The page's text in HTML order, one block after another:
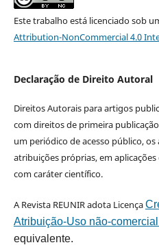
Este trabalho está licenciado sob
Attribution-NonCommercial 4.0
Declaração de Direito Autoral
Direitos Autorais para artigos
com direitos de primeira
um periódico de acesso público,
atribuições próprias, em
com caráter científico.
A Revista REUNIR adota Licença
Atribuição-Uso não-
equivalente.